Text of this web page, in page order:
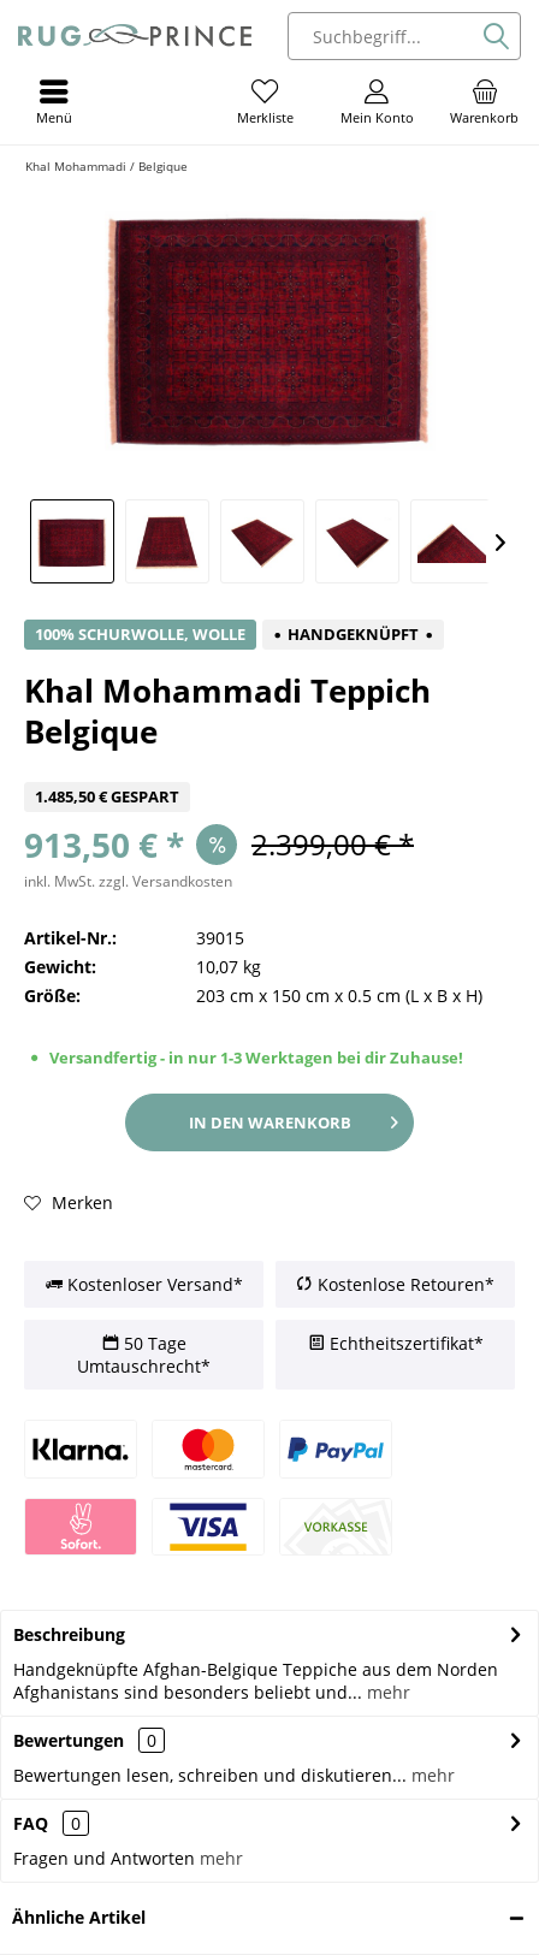
Warenkorb
Mein Konto
Merkliste
Menü
Khal Mohammadi / Belgique
100% SCHURWOLLE, WOLLE HANDGEKNÜPFT
Khal Mohammadi Teppich
Belgique
1.485,50 € GESPART
913,50 € * 2.399,00 € *
inkl. MwSt.zzgl. Versandkosten
Artikel-Nr.:
39015
Gewicht:
10,07 kg
Größe:
203 cm x 150 cm x 0.5 cm (L x B x H)
Versandfertig - in nur 1-3 Werktagen bei dir Zuhause!
IN DEN WARENKORB
Merken
Kostenloser Versand* Kostenlose Retouren*
50 Tage
Umtauschrecht*
Echtheitszertifikat*
Beschreibung
Handgeknüpfte Afghan-Belgique Teppiche aus dem Norden
Afghanistans sind besonders beliebt und... mehr
Bewertungen
0
Bewertungen lesen, schreiben und diskutieren... mehr
FAQ
0
Fragen und Antworten mehr
Ähnliche Artikel